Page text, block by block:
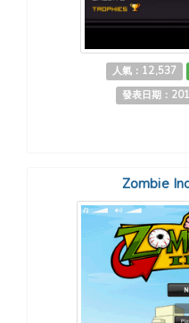
人氣：12,537
發表日期：
Zombie